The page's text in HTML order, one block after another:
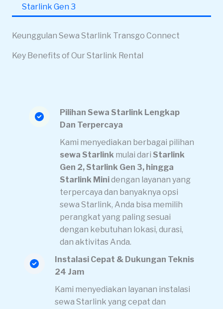
Starlink Gen 3
Keunggulan Sewa Starlink Transgo Connect
Key Benefits of Our Starlink Rental
Pilihan Sewa Starlink Lengkap
Dan Terpercaya
Kami menyediakan berbagai pilihan
sewa Starlink mulai dari Starlink
Gen 2, Starlink Gen 3, hingga
Starlink Minidengan layanan yang
terpercaya dan banyaknya opsi
sewa Starlink, Anda bisa memilih
perangkat yang paling sesuai
dengan kebutuhan lokasi, durasi,
dan aktivitas Anda.
Instalasi Cepat & Dukungan Teknis
24 Jam
Kami menyediakan layanan instalasi
sewa Starlink yang cepat dan